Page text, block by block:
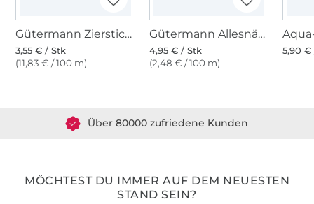
Gütermann Zierstich- und Knopflochgarn (800) weiss
3,55 € / Stk
(11,83 € / 100 m)
Gütermann Allesnäher (800) weiss
4,95 € / Stk
(2,48 € / 100 m)
5,90 €
Über 80000 zufriedene Kunden
MÖCHTEST DU IMMER AUF DEM NEUESTEN
STAND SEIN?